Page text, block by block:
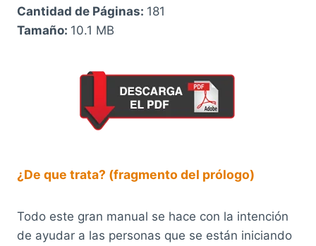
Cantidad de Páginas: 181
Tamaño: 10.1 MB
¿De que trata? (fragmento del prólogo)
Todo este gran manual se hace con la intención
de ayudar a las personas que se están iniciando